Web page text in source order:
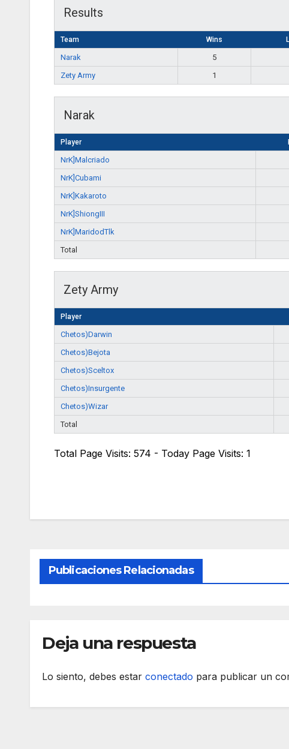
Results
Team Wins
Narak 5
Zety Army
1
Narak
Player
NrK]Malcriado
NrK]Cubami
NrK]Kakaroto
NrK]ShiongIII
NrK]MaridodTlk
Total
Zety Army
Player
Chetos)Darwin
Chetos)Bejota
Chetos)Sceltox
Chetos)Insurgente
Chetos)Wizar
Total
Total Page Visits: 574 - Today Page Visits: 1
Publicaciones Relacionadas
Deja una respuesta
Lo siento, debes estar conectado para publicar un